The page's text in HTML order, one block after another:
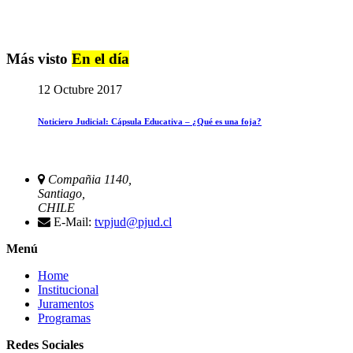
Más visto En el día
12 Octubre 2017
Noticiero Judicial: Cápsula Educativa – ¿Qué es una foja?
Compañia 1140,
Santiago,
CHILE
E-Mail: tvpjud@pjud.cl
Menú
Home
Institucional
Juramentos
Programas
Redes Sociales